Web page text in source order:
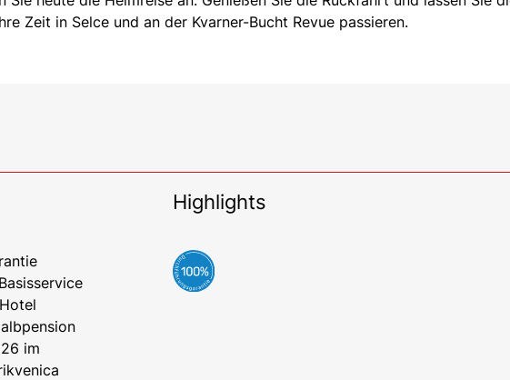
Zeit in Selce und an der Kvarner-Bucht Revue passieren.
im
Highlights